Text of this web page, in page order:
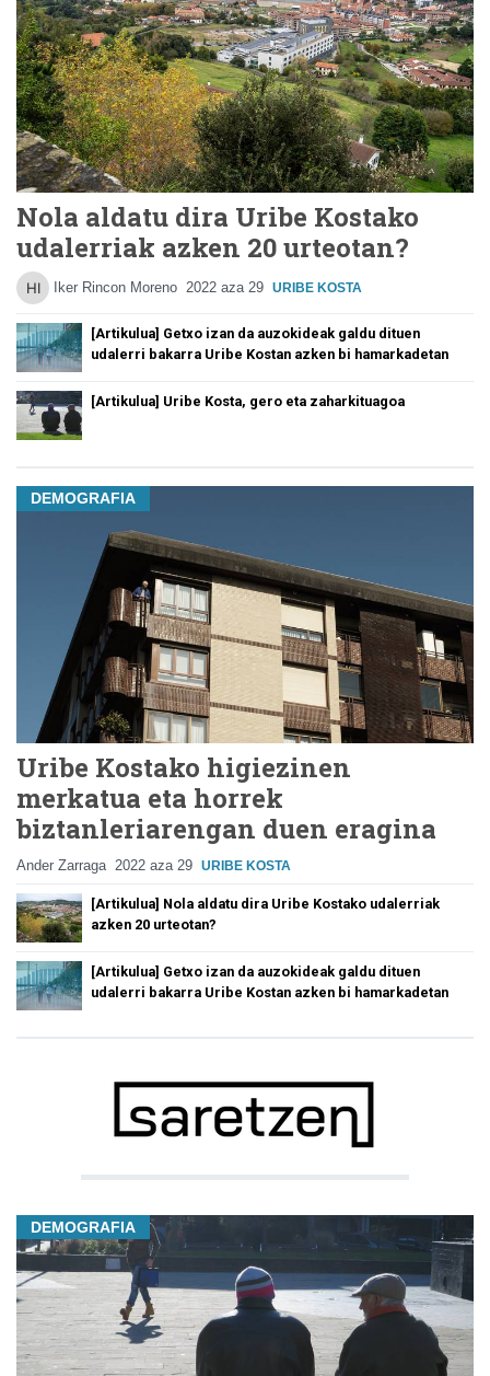
Nola aldatu dira Uribe Kostako
udalerriak azken 20 urteotan?
Iker Rincon Moreno 2022 aza 29 URIBE KOSTA
[Artikulua] Getxo izan da auzokideak galdu dituen
udalerri bakarra Uribe Kostan azken bi hamarkadetan
[Artikulua] Uribe Kosta, gero eta zaharkituagoa
DEMOGRAFIA
Uribe Kostako higiezinen
merkatua eta horrek
biztanleriarengan duen eragina
Ander Zarraga 2022 aza 29 URIBE KOSTA
[Artikulua] Nola aldatu dira Uribe Kostako udalerriak
azken 20 urteotan?
[Artikulua] Getxo izan da auzokideak galdu dituen
udalerri bakarra Uribe Kostan azken bi hamarkadetan
DEMOGRAFIA